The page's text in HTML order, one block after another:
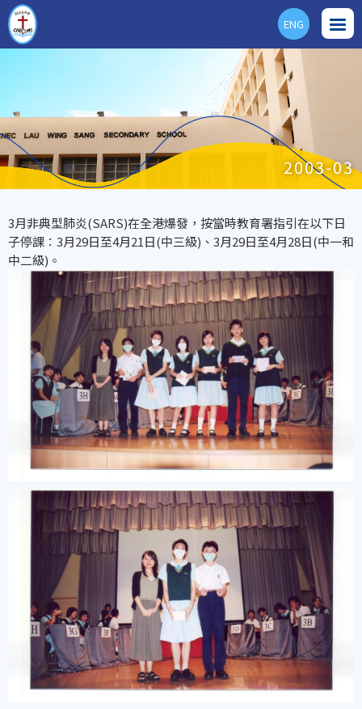
ENG
2003-03
3月非典型肺炎(SARS)在全港爆發，按當時教育署指引在以下日
子停課：3月29日至4月21日(中三級)、3月29日至4月28日(中一和
中二級)。